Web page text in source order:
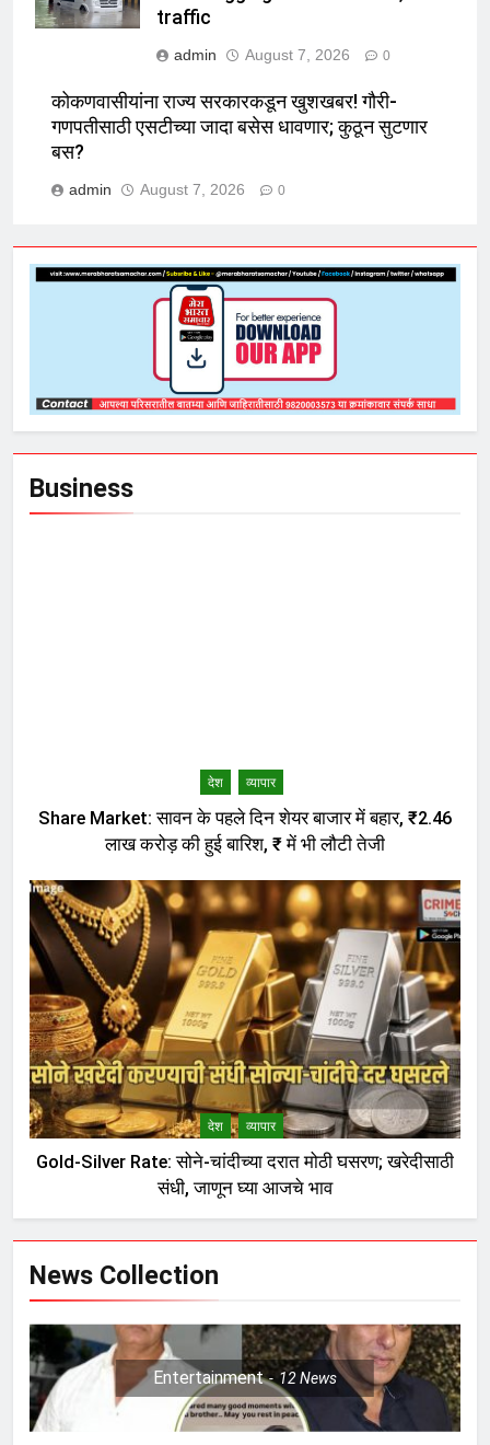
traffic
admin August 7, 2026 0
कोकणवासीयांना राज्य सरकारकडून खुशखबर! गौरी-
गणपतीसाठी एसटीच्या जादा बसेस धावणार; कुठून सुटणार
बस?
admin August 7, 2026 0
Business
देश व्यापार
Share Market: सावन के पहले दिन शेयर बाजार में बहार, ₹2.46
लाख करोड़ की हुई बारिश, ₹ में भी लौटी तेजी
देश व्यापार
Gold-Silver Rate: सोने-चांदीच्या दरात मोठी घसरण; खरेदीसाठी
संधी, जाणून घ्या आजचे भाव
News Collection
Entertainment 12News